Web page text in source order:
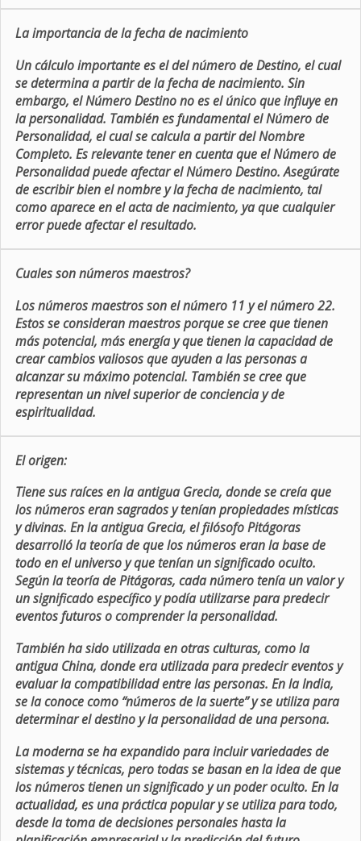
La importancia de la fecha de nacimiento
Un cálculo importante es el del número de Destino, el cual
se determina a partir de la fecha de nacimiento. Sin
embargo, el Número Destino no es el único que influye en
la personalidad. También es fundamental el Número de
Personalidad, el cual se calcula a partir del Nombre
Completo. Es relevante tener en cuenta que el Número de
Personalidad puede afectar el Número Destino. Asegúrate
de escribir bien el nombre y la fecha de nacimiento, tal
como aparece en el acta de nacimiento, ya que cualquier
error puede afectar el resultado.
Cuales son números maestros?
Los números maestros son el número 11 y el número 22.
Estos se consideran maestros porque se cree que tienen
más potencial, más energía y que tienen la capacidad de
crear cambios valiosos que ayuden a las personas a
alcanzar su máximo potencial. También se cree que
representan un nivel superior de conciencia y de
espiritualidad.
El origen:
Tiene sus raíces en la antigua Grecia, donde se creía que
los números eran sagrados y tenían propiedades místicas
y divinas. En la antigua Grecia, el filósofo Pitágoras
desarrolló la teoría de que los números eran la base de
todo en el universo y que tenían un significado oculto.
Según la teoría de Pitágoras, cada número tenía un valor y
un significado específico y podía utilizarse para predecir
eventos futuros o comprender la personalidad.
También ha sido utilizada en otras culturas, como la
antigua China, donde era utilizada para predecir eventos y
evaluar la compatibilidad entre las personas. En la India,
se la conoce como “números de la suerte” y se utiliza para
determinar el destino y la personalidad de una persona.
La moderna se ha expandido para incluir variedades de
sistemas y técnicas, pero todas se basan en la idea de que
los números tienen un significado y un poder oculto. En la
actualidad, es una práctica popular y se utiliza para todo,
desde la toma de decisiones personales hasta la